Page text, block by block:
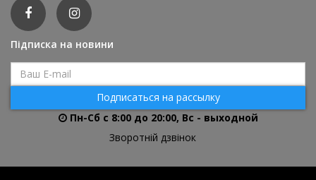
Підписка на новини
Подписаться на рассылку
Пн-Сб с 8:00 до 20:00, Вс - выходной
Зворотній дзвінок